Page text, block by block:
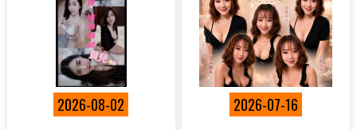
2026-08-02 2026-07-16